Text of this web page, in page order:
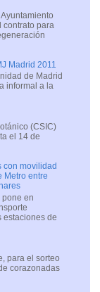
contrato para
Madrid 2011
de Madrid
informal a la
(CSIC)
el 14 de
con movilidad
Metro entre
en
estaciones de
para el sorteo
corazonadas